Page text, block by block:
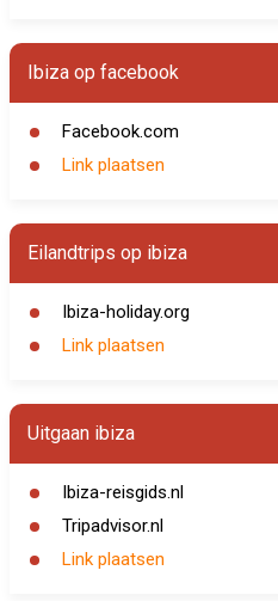
Ibiza op facebook
Facebook.com
Link plaatsen
Eilandtrips op ibiza
Ibiza-holiday.org
Link plaatsen
Uitgaan ibiza
Ibiza-reisgids.nl
Tripadvisor.nl
Link plaatsen